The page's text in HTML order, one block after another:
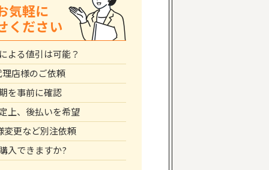
気軽に
ください
よる値引は可能？
店様のご依頼
を事前に確認
上、後払いを希望
変更など別注依頼
入できますか?